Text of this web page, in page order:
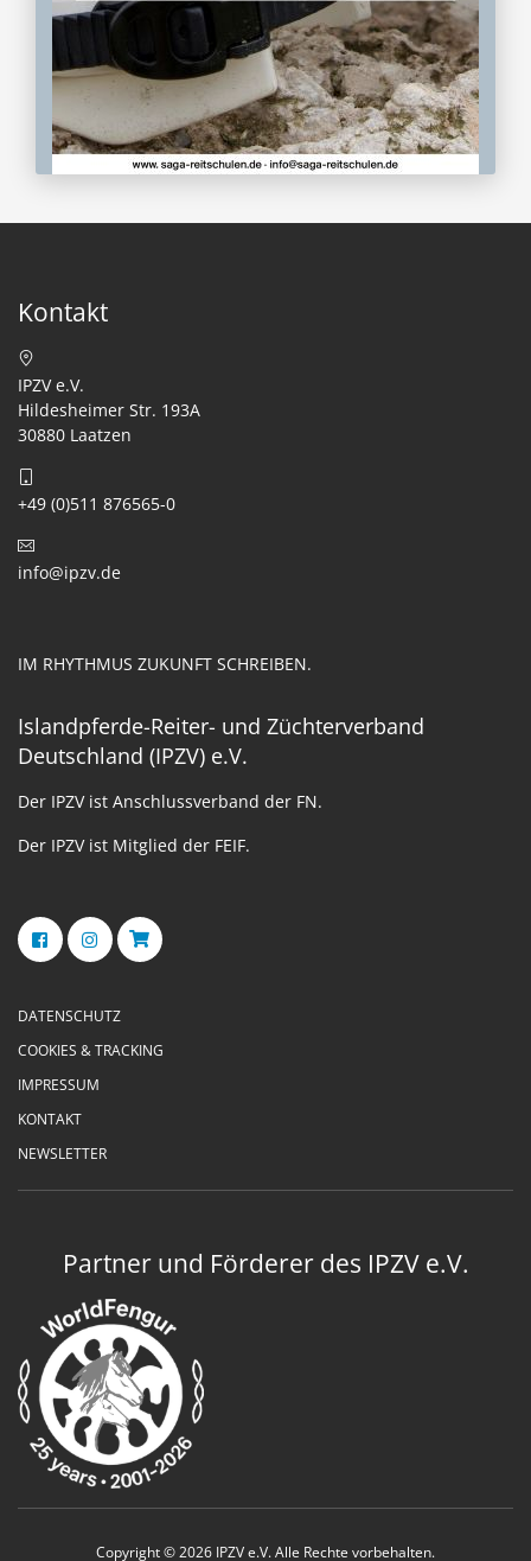
Kontakt
IPZV e.V.
Hildesheimer Str. 193A
30880 Laatzen
+49 (0)511 876565-0
info@ipzv.de
IM RHYTHMUS ZUKUNFT SCHREIBEN.
Islandpferde-Reiter- und Züchterverband
Deutschland (IPZV) e.V.
Der IPZV ist Anschlussverband der FN.
Der IPZV ist Mitglied der FEIF.
DATENSCHUTZ
COOKIES & TRACKING
IMPRESSUM
KONTAKT
NEWSLETTER
Partner und Förderer des IPZV e.V.
Copyright © 2026 IPZV e.V. Alle Rechte vorbehalten.